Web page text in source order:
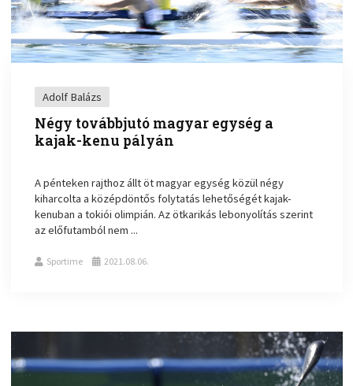
Adolf Balázs
Négy továbbjutó magyar egység a
kajak-kenu pályán
A pénteken rajthoz állt öt magyar egység közül négy
kiharcolta a középdöntős folytatás lehetőségét kajak-
kenuban a tokiói olimpián. Az ötkarikás lebonyolítás szerint
az előfutamból nem ...
Sportime 2021.08.06.